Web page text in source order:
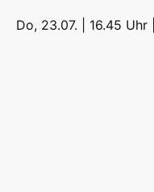
Do, 23.07. | 16.45 Uhr |